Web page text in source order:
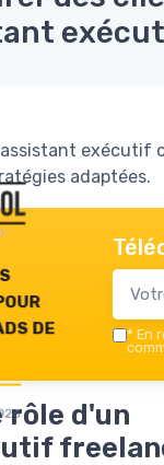
exécutif
adaptées.
de
* En
rôle d'un